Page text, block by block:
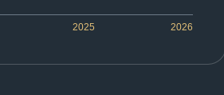
2025 2026